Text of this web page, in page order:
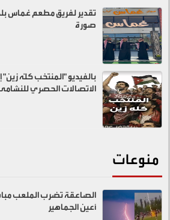
تقدير لفريق مطعم غماس
صورة
بالفيديو "المنتخب كلّه
الاتصالات الحصري
منوعات
الصاعقة تضرب الملعب
أعين الجماهير